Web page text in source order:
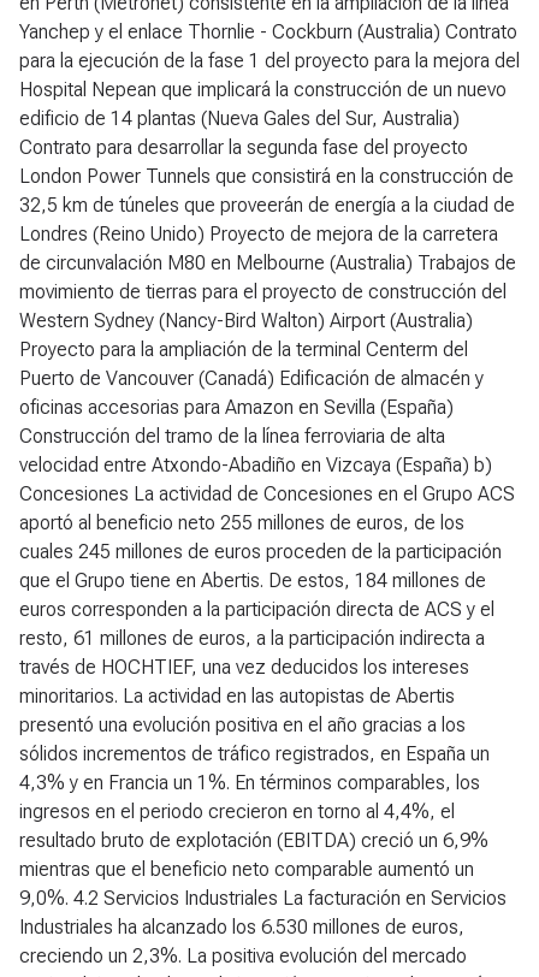
Yanchep y el enlace Thornlie - Cockburn (Australia) Contrato
para la ejecución de la fase 1 del proyecto para la mejora del
Hospital Nepean que implicará la construcción de un nuevo
edificio de 14 plantas (Nueva Gales del Sur, Australia)
Contrato para desarrollar la segunda fase del proyecto
London Power Tunnels que consistirá en la construcción de
32,5 km de túneles que proveerán de energía a la ciudad de
Londres (Reino Unido) Proyecto de mejora de la carretera
de circunvalación M80 en Melbourne (Australia) Trabajos de
movimiento de tierras para el proyecto de construcción del
Western Sydney (Nancy-Bird Walton) Airport (Australia)
Proyecto para la ampliación de la terminal Centerm del
Puerto de Vancouver (Canadá) Edificación de almacén y
oficinas accesorias para Amazon en Sevilla (España)
Construcción del tramo de la línea ferroviaria de alta
velocidad entre Atxondo-Abadiño en Vizcaya (España) b)
Concesiones La actividad de Concesiones en el Grupo ACS
aportó al beneficio neto 255 millones de euros, de los
cuales 245 millones de euros proceden de la participación
que el Grupo tiene en Abertis. De estos, 184 millones de
euros corresponden a la participación directa de ACS y el
resto, 61 millones de euros, a la participación indirecta a
través de HOCHTIEF, una vez deducidos los intereses
minoritarios. La actividad en las autopistas de Abertis
presentó una evolución positiva en el año gracias a los
sólidos incrementos de tráfico registrados, en España un
4,3% y en Francia un 1%. En términos comparables, los
ingresos en el periodo crecieron en torno al 4,4%, el
resultado bruto de explotación (EBITDA) creció un 6,9%
mientras que el beneficio neto comparable aumentó un
9,0%. 4.2 Servicios Industriales La facturación en Servicios
Industriales ha alcanzado los 6.530 millones de euros,
creciendo un 2,3%. La positiva evolución del mercado